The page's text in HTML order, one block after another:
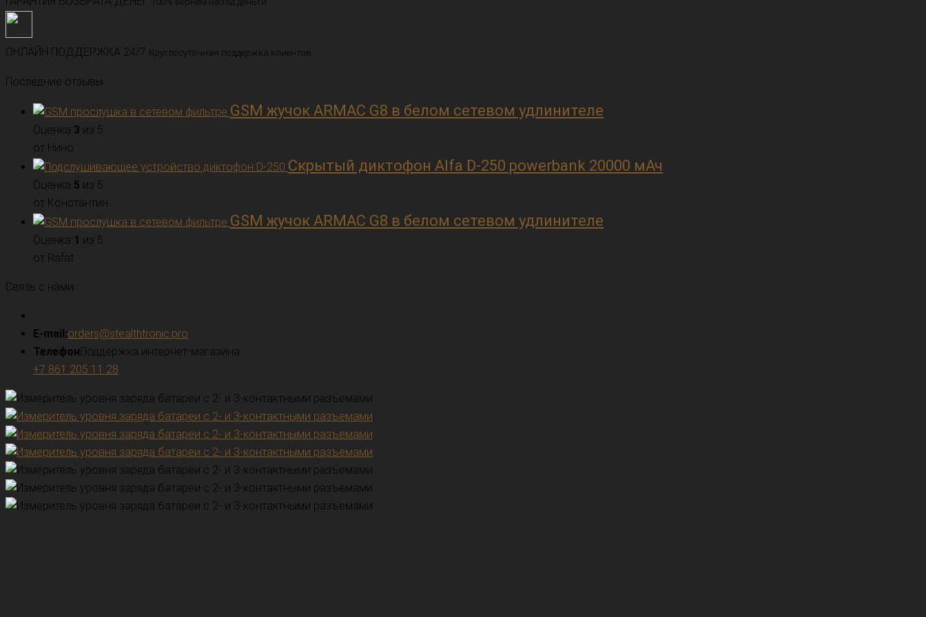
ОНЛАЙН ПОДДЕРЖКА 24/7 Круглосуточная поддержка клиентов.
Последние отзывы
GSM жучок ARMAC G8 в белом сетевом удлинителе
Оценка 3 из 5
от Нино
Скрытый диктофон Alfa D-250 powerbank 20000 мАч
Оценка 5 из 5
от Константин
GSM жучок ARMAC G8 в белом сетевом удлинителе
Оценка 1 из 5
от Rafat
Связь с нами
E-mail:orders@stealthtronic.pro
ТелефонПоддержка интернет-магазина:
+7 861 205 11 28